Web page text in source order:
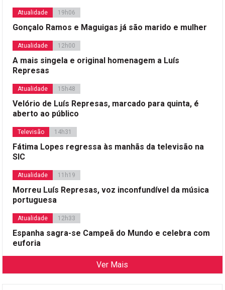
Atualidade 19h06
Gonçalo Ramos e Maguigas já são marido e mulher
Atualidade 12h00
A mais singela e original homenagem a Luís
Represas
Atualidade 15h48
Velório de Luís Represas, marcado para quinta, é
aberto ao público
Televisão 14h31
Fátima Lopes regressa às manhãs da televisão na
SIC
Atualidade 11h19
Morreu Luís Represas, voz inconfundível da música
portuguesa
Atualidade 12h33
Espanha sagra-se Campeã do Mundo e celebra com
euforia
Ver Mais